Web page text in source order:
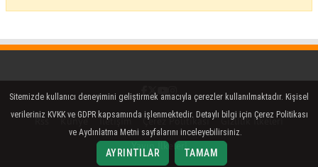
Rss Künye İletişim Çerez Politikası
Gizlilik İlkeleri
Yayın İlkeleri
Sitemizde kullanıcı deneyimini geliştirmek amacıyla çerezler kullanılmaktadır. Kişisel
verileriniz KVKK ve GDPR kapsamında işlenmektedir. Detaylı bilgi için Çerez Politikası
ve Aydınlatma Metni sayfalarını inceleyebilirsiniz.
AYRINTILAR TAMAM